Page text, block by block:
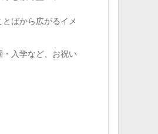
ばから広がるイメ
入学など、お祝い